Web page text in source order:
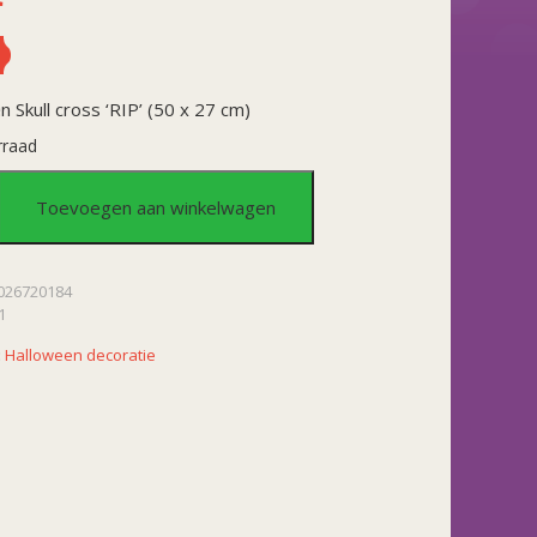
Skull cross ‘RIP’ (50 x 27 cm)
Toevoegen aan winkelwagen
Halloween decoratie